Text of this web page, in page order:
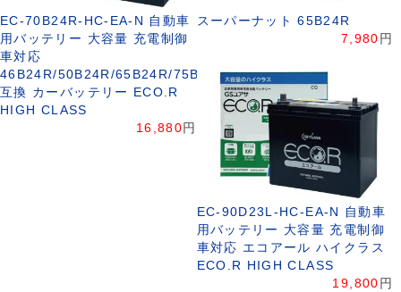
EC-70B24R-HC-EA-N 自動車
用バッテリー 大容量 充電制御
車対応
46B24R/50B24R/65B24R/75B24R
互換 カーバッテリー ECO.R
HIGH CLASS
16,880 円
スーパーナット 65B24R
7,980 円
EC-90D23L-HC-EA-N 自動車
用バッテリー 大容量 充電制御
車対応 エコアール ハイクラス
ECO.R HIGH CLASS
19,800 円